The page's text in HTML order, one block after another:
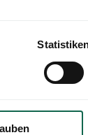
Email: